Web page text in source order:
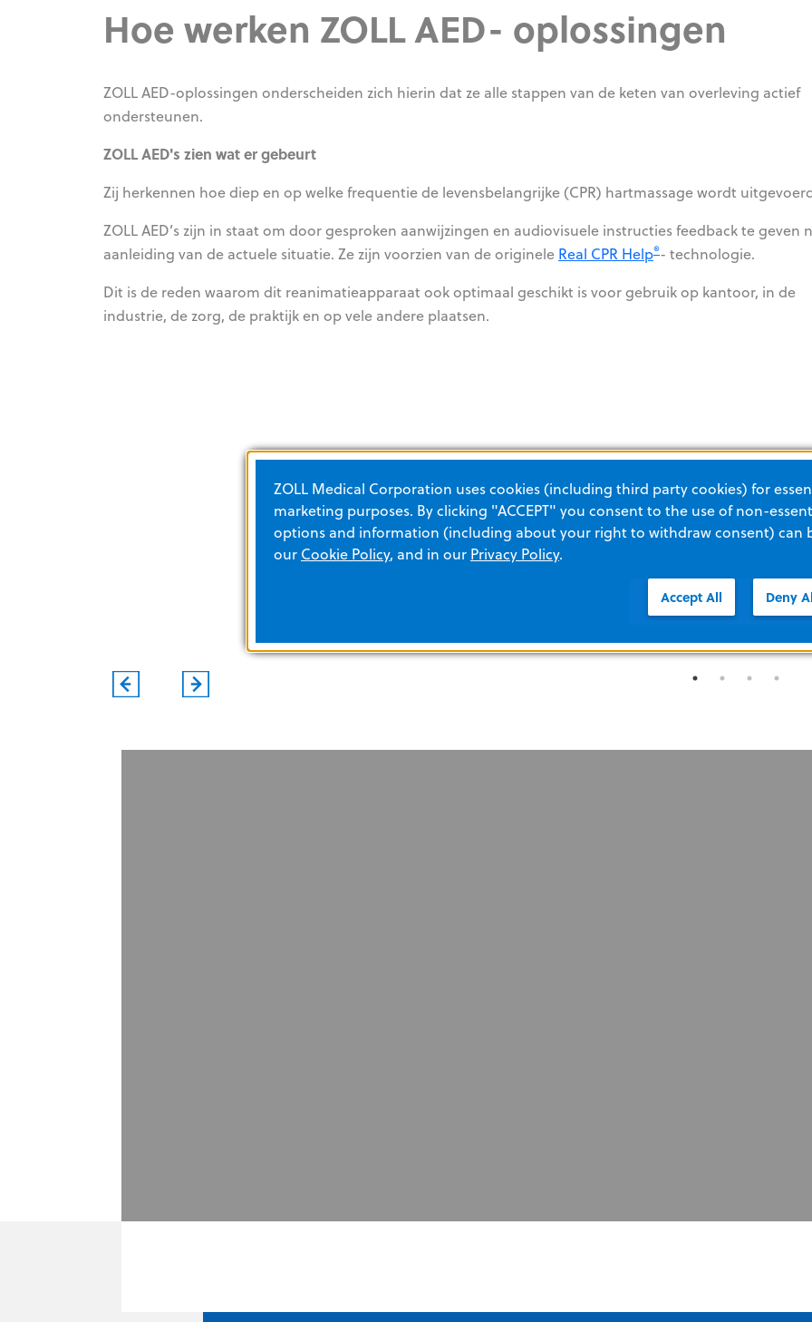
Hoe werken ZOLL AED- oplossingen
ZOLL AED-oplossingen onderscheiden zich hierin dat ze alle stappen van de keten van overleving actief
ondersteunen.
ZOLL AED's zien wat er gebeurt
Zij herkennen hoe diep en op welke frequentie de levensbelangrijke (CPR) hartmassage wordt
ZOLL AED’s zijn in staat om door gesproken aanwijzingen en audiovisuele instructies feedback te geven
aanleiding van de actuele situatie. Ze zijn voorzien van de originele Real CPR Help®- technologie.
Dit is de reden waarom dit reanimatieapparaat ook optimaal geschikt is voor gebruik op kantoor, in de
industrie, de zorg, de praktijk en op vele andere plaatsen.
MANAGEMENT TEAM
ZOLL Medical Corporation uses cookies (including third party cookies) for
marketing purposes. By clicking "ACCEPT" you consent to the use of non-
options and information (including about your right to withdraw consent) can
our Cookie Policy, and in our Privacy Policy.
Accept All Deny